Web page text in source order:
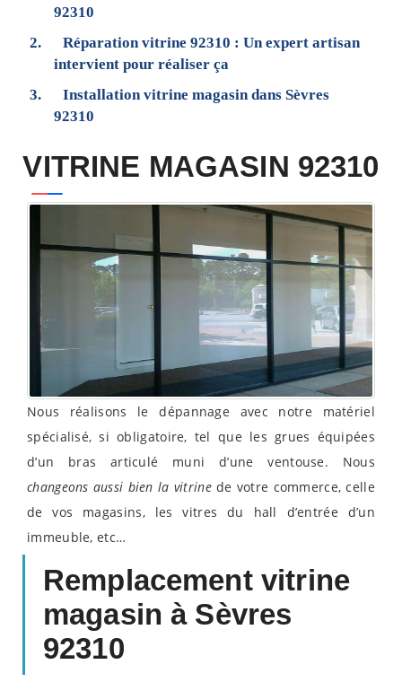
92310
Réparation vitrine 92310 : Un expert artisan
intervient pour réaliser ça
Installation vitrine magasin dans Sèvres
92310
VITRINE MAGASIN 92310
Nous réalisons le dépannage avec notre matériel
spécialisé, si obligatoire, tel que les grues équipées
d’un bras articulé muni d’une ventouse. Nous
changeons aussi bien la vitrinede votre commerce, celle
de vos magasins, les vitres du hall d’entrée d’un
immeuble, etc…
Remplacement vitrine
magasin à Sèvres
92310